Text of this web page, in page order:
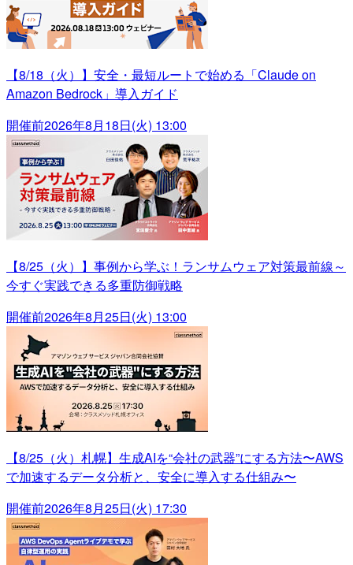
【8/18（火）】安全・最短ルートで始める「Claude on
Amazon Bedrock」導入ガイド
開催前2026年8月18日(火) 13:00
【8/25（火）】事例から学ぶ！ランサムウェア対策最前線～
今すぐ実践できる多重防御戦略
開催前2026年8月25日(火) 13:00
【8/25（火）札幌】生成AIを“会社の武器”にする方法〜AWS
で加速するデータ分析と、安全に導入する仕組み〜
開催前2026年8月25日(火) 17:30